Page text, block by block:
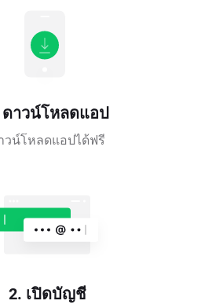
ดาวน์โหลดแอป
วน์โหลดแอปได้ฟรี
2. เปิดบัญชี